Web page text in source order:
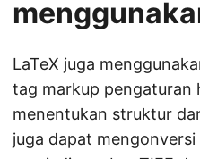
LaTeX juga
tag markup
menentukan struktur
juga dapat mengonversi